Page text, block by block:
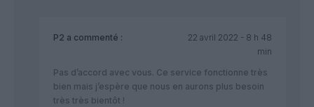
P2 a commenté :
22 avril 2022 - 8 h 48
min
Pas d’accord avec vous. Ce service fonctionne très
bien mais j’espère que nous en aurons plus besoin
très très bientôt !